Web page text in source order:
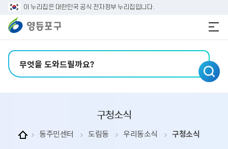
본문 바로가기
주메뉴 바로가기
이 누리집은 대한민국 공식 전자정부 누리집입니다.
구청소식
동주민센터 도림동 우리동소식 구청소식